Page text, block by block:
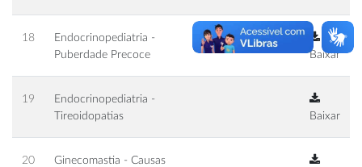
18
Endocrinopediatria -
Puberdade Precoce
Baixar
19
Endocrinopediatria -
Tireoidopatias
Baixar
20
Ginecomastia - Causas